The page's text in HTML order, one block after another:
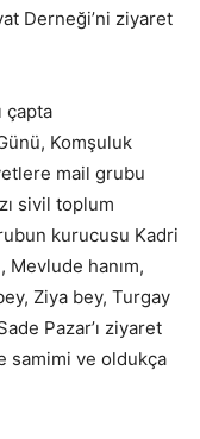
Derneği’ni ziyaret
çapta
Komşuluk
mail grubu
sivil toplum
kurucusu Kadri
Mevlude hanım,
Ziya bey, Turgay
Pazar’ı ziyaret
samimi ve oldukça